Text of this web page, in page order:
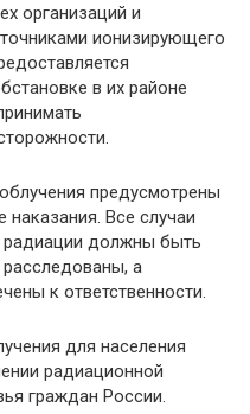
организаций и
ионизирующего
в их районе
предусмотрены
Все случаи
должны быть
а
к ответственности.
для населения
радиационной
граждан России.